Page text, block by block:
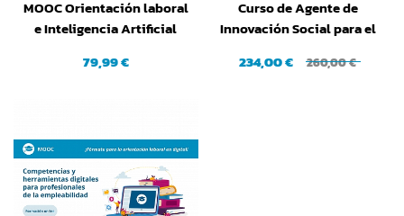
MOOC Orientación laboral
e Inteligencia Artificial
79,99 €
Curso de Agente de
Innovación Social para el
234,00 € 260,00 €